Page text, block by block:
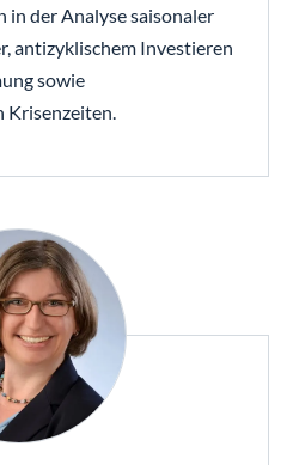
in der Analyse saisonaler
antizyklischem Investieren
sowie
Krisenzeiten.